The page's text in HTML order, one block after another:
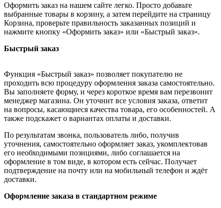
Оформить заказ на нашем сайте легко. Просто добавьте
выбранные товары в корзину, а затем перейдите на страницу
Корзина, проверьте правильность заказанных позиций и
нажмите кнопку «Оформить заказ» или «Быстрый заказ».
Быстрый заказ
Функция «Быстрый заказ» позволяет покупателю не
проходить всю процедуру оформления заказа самостоятельно.
Вы заполняете форму, и через короткое время вам перезвонит
менеджер магазина. Он уточнит все условия заказа, ответит
на вопросы, касающиеся качества товара, его особенностей. А
также подскажет о вариантах оплаты и доставки.
По результатам звонка, пользователь либо, получив
уточнения, самостоятельно оформляет заказ, укомплектовав
его необходимыми позициями, либо соглашается на
оформление в том виде, в котором есть сейчас. Получает
подтверждение на почту или на мобильный телефон и ждёт
доставки.
Оформление заказа в стандартном режиме